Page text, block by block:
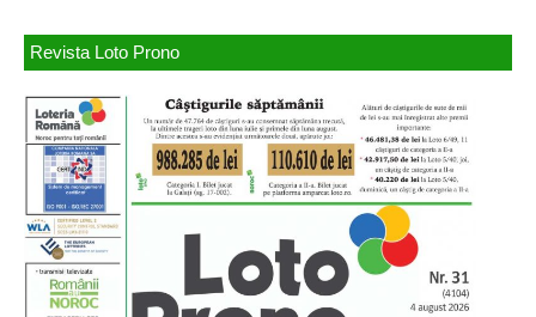
Revista Loto Prono